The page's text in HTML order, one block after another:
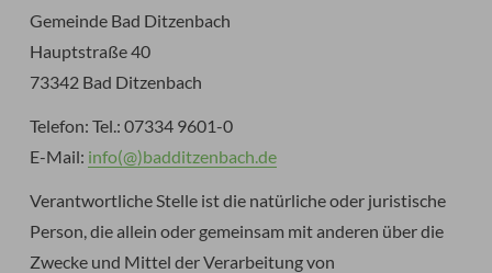
Gemeinde Bad Ditzenbach
Hauptstraße 40
73342 Bad Ditzenbach
Telefon: Tel.: 07334 9601-0
E-Mail: info(@)badditzenbach.de
Verantwortliche Stelle ist die natürliche oder juristische
Person, die allein oder gemeinsam mit anderen über die
Zwecke und Mittel der Verarbeitung von